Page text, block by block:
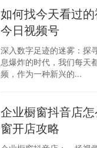
如何找今天看过
今日视频号
深入数字足迹的迷雾：探
息爆炸的时代，我们每天
频，作为一种新兴的...
企业橱窗抖音店
窗开店攻略